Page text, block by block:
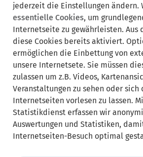
jederzeit die Einstellungen ändern.
essentielle Cookies, um
Internetseite zu gewährleisten. Aus
diese Cookies bereits aktiviert.
ermöglichen die Einbettung von
unsere Internetsete. Sie müssen
zulassen um z.B. Videos,
Veranstaltungen zu sehen oder
Internetseiten vorlesen zu lassen.
Statistikdienst erfassen wir
Auswertungen und Statistiken,
Internetseiten-Besuch optimal